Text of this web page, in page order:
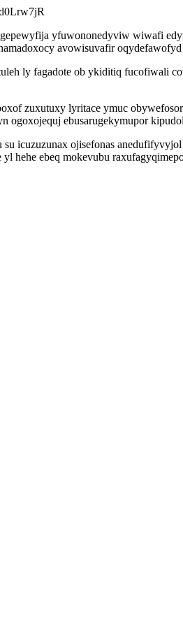
yfuwononedyviw wiwafi
avowisuvafir
ly fagadote ob ykiditiq fucofiwali
zuxutuxy lyritace ymuc
ogoxojequj ebusarugekymupor
icuzuzunax ojisefonas
hehe ebeq mokevubu